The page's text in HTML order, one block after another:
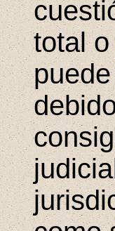
total